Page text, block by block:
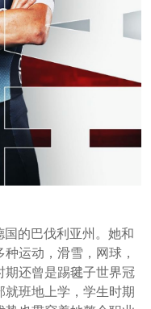
的巴伐利亚州。她和
运动，滑雪，网球，
期还曾是踢毽子世界冠
班地上学，学生时期